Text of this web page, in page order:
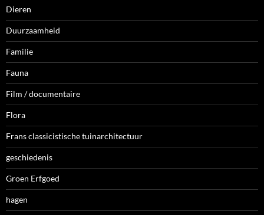
Dieren
Duurzaamheid
Familie
Fauna
Film / documentaire
Flora
Frans classicistische tuinarchitectuur
geschiedenis
Groen Erfgoed
hagen